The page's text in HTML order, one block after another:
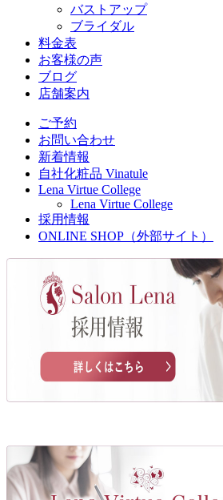
バストアップ
ブライダル
料金表
お客様の声
ブログ
店舗案内
ご予約
お問い合わせ
新着情報
自社化粧品 Vinatule
Lena Virtue College
Lena Virtue College
採用情報
ONLINE SHOP（外部サイト）